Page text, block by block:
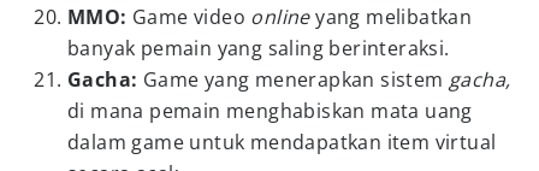
MMO: Game video onlineyang melibatkan
banyak pemain yang saling berinteraksi.
Gacha: Game yang menerapkan sistem gacha,
di mana pemain menghabiskan mata uang
dalam game untuk mendapatkan item virtual